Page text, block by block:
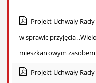
Projekt Uchwaly
w sprawie przyjęcia
mieszkaniowym
Projekt Uchwały